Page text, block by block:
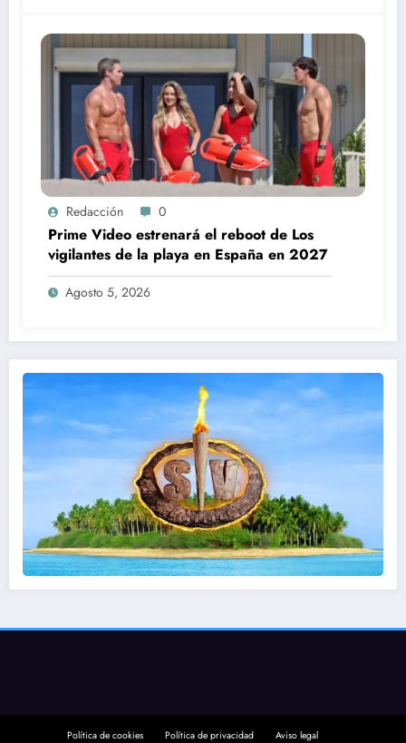
Redacción 0
Prime Video estrenará el reboot de Los
vigilantes de la playa en España en 2027
Agosto 5, 2026
Política de cookies Política de privacidad Aviso legal